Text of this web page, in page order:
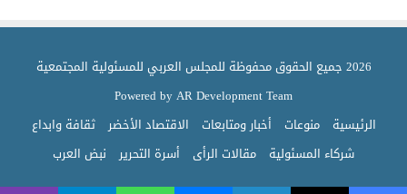
2026 جميع الحقوق محفوظة للمجلس العربي للمسئولية المجتمعية
Powered by AR Development Team
الرئيسية
منوعات أخبار ومتابعات الاقتصاد الأخضر
ثقافة وابداع
شركاء المسئولية مقالات الرأى أسرة التحرير نبض العرب